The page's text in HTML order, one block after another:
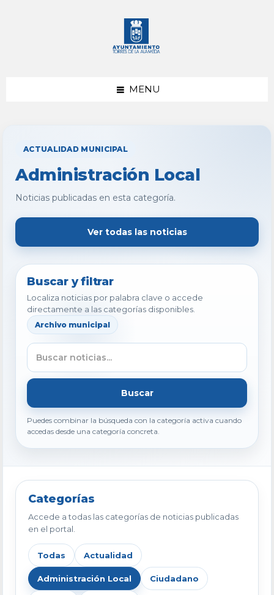
MENU
ACTUALIDAD MUNICIPAL
Administración Local
Noticias publicadas en esta categoría.
Ver todas las noticias
Buscar y filtrar
Localiza noticias por palabra clave o accede
directamente a las categorías disponibles.
Archivo municipal
Buscar
Puedes combinar la búsqueda con la categoría activa cuando
accedas desde una categoría concreta.
Categorías
Accede a todas las categorías de noticias publicadas
en el portal.
Todas Actualidad
Administración Local Ciudadano